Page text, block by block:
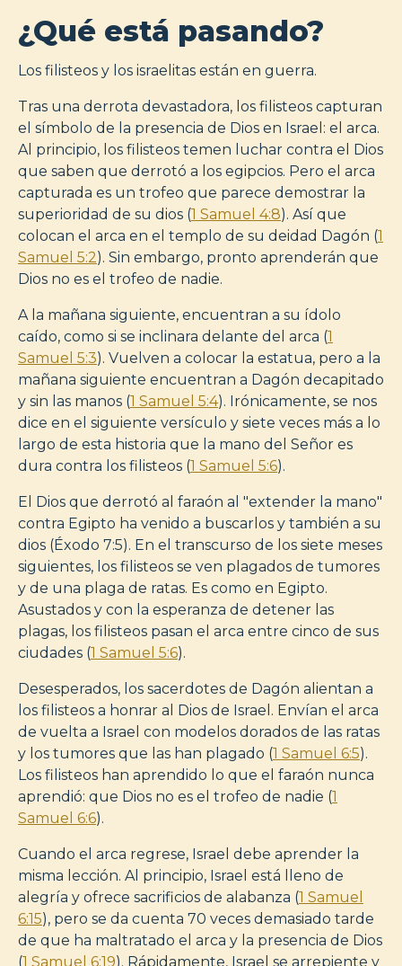
¿Qué está pasando?
Los filisteos y los israelitas están en guerra.
Tras una derrota devastadora, los filisteos capturan
el símbolo de la presencia de Dios en Israel: el arca.
Al principio, los filisteos temen luchar contra el Dios
que saben que derrotó a los egipcios. Pero el arca
capturada es un trofeo que parece demostrar la
superioridad de su dios (1 Samuel 4:8). Así que
colocan el arca en el templo de su deidad Dagón (1
Samuel 5:2). Sin embargo, pronto aprenderán que
Dios no es el trofeo de nadie.
A la mañana siguiente, encuentran a su ídolo
caído, como si se inclinara delante del arca (1
Samuel 5:3). Vuelven a colocar la estatua, pero a la
mañana siguiente encuentran a Dagón decapitado
y sin las manos (1 Samuel 5:4). Irónicamente, se nos
dice en el siguiente versículo y siete veces más a lo
largo de esta historia que la mano del Señor es
dura contra los filisteos (1 Samuel 5:6).
El Dios que derrotó al faraón al "extender la mano"
contra Egipto ha venido a buscarlos y también a su
dios (Éxodo 7:5). En el transcurso de los siete meses
siguientes, los filisteos se ven plagados de tumores
y de una plaga de ratas. Es como en Egipto.
Asustados y con la esperanza de detener las
plagas, los filisteos pasan el arca entre cinco de sus
ciudades (1 Samuel 5:6).
Desesperados, los sacerdotes de Dagón alientan a
los filisteos a honrar al Dios de Israel. Envían el arca
de vuelta a Israel con modelos dorados de las ratas
y los tumores que las han plagado (1 Samuel 6:5).
Los filisteos han aprendido lo que el faraón nunca
aprendió: que Dios no es el trofeo de nadie (1
Samuel 6:6).
Cuando el arca regrese, Israel debe aprender la
misma lección. Al principio, Israel está lleno de
alegría y ofrece sacrificios de alabanza (1 Samuel
6:15), pero se da cuenta 70 veces demasiado tarde
de que ha maltratado el arca y la presencia de Dios
(1 Samuel 6:19). Rápidamente, Israel se arrepiente y